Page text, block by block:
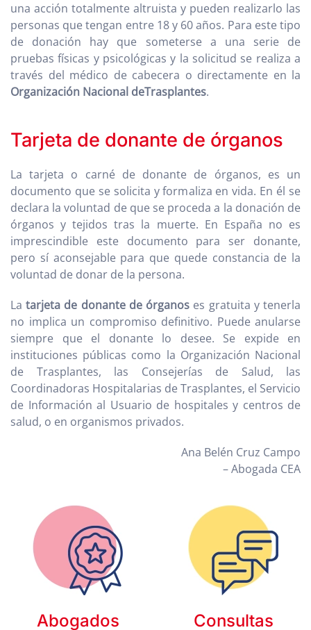
una acción totalmente altruista y pueden realizarlo las
personas que tengan entre 18 y 60 años. Para este tipo
de donación hay que someterse a una serie de
pruebas físicas y psicológicas y la solicitud se realiza a
través del médico de cabecera o directamente en la
Organización Nacional deTrasplantes.
Tarjeta de donante de órganos
La tarjeta o carné de donante de órganos, es un
documento que se solicita y formaliza en vida. En él se
declara la voluntad de que se proceda a la donación de
órganos y tejidos tras la muerte. En España no es
imprescindible este documento para ser donante,
pero sí aconsejable para que quede constancia de la
voluntad de donar de la persona.
Latarjeta de donante de órganos es gratuita y tenerla
no implica un compromiso definitivo. Puede anularse
siempre que el donante lo desee. Se expide en
instituciones públicas como la Organización Nacional
de Trasplantes, las Consejerías de Salud, las
Coordinadoras Hospitalarias de Trasplantes, el Servicio
de Información al Usuario de hospitales y centros de
salud, o en organismos privados.
Ana Belén Cruz Campo
– Abogada CEA
Abogados
Consultas